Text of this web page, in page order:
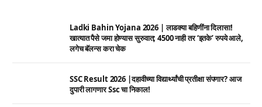
Ladki Bahin Yojana 2026 | लाडक्या बहिणींना दिलासा!
खात्यात पैसे जमा होण्यास सुरुवात; 4500 नाही तर ‘इतके’ रुपये आले,
लगेच बॅलन्स करा चेक
SSC Result 2026 |दहावीच्या विद्यार्थ्यांची प्रतीक्षा संपणार? आज
दुपारी लागणार Ssc चा निकाल!